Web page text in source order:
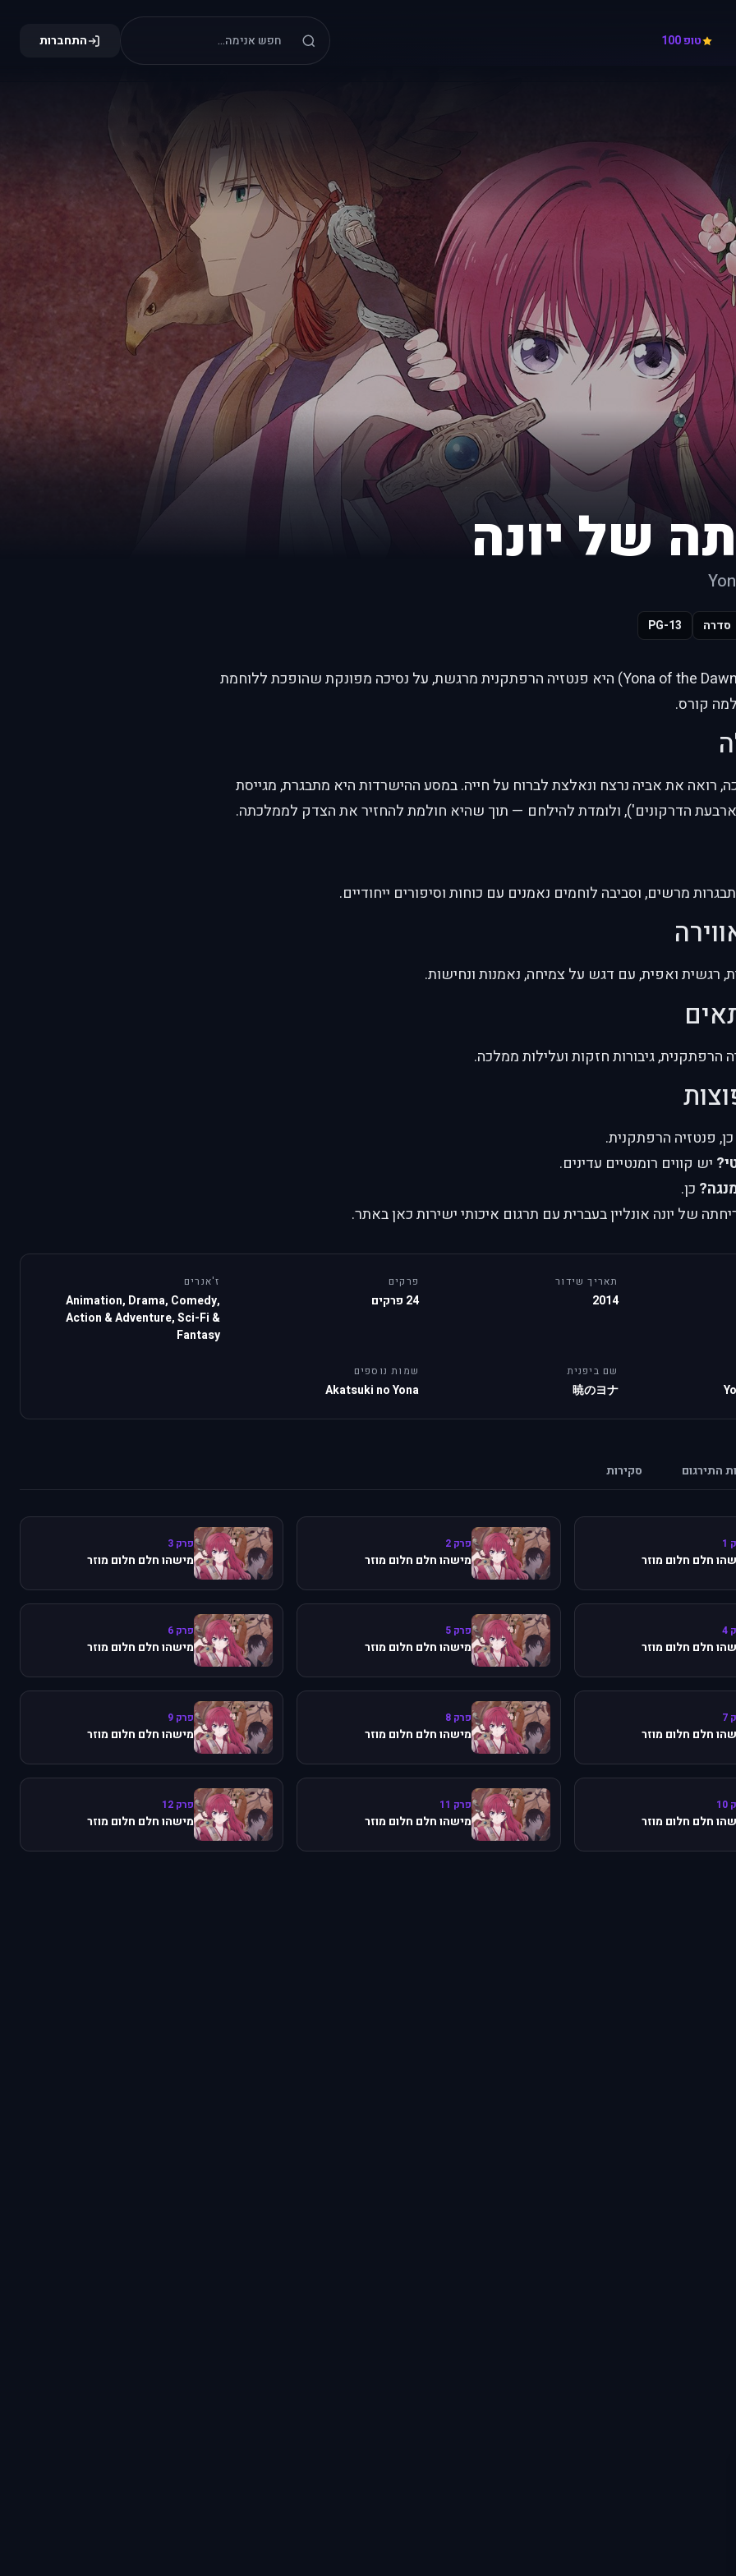
טופ 100 התחברות
של יונה
סדרה PG-13
זריחתה של יונה (Yona of the Dawn) היא פנטזיה הרפתקנית מרגשת, על נסיכה מפונקת שהופכת ללוחמת
קורס.
רואה את אביה נרצח ונאלצת לברוח על חייה. במסע ההישרדות היא מתבגרת, מגייסת
הדרקונים'), ולומדת להילחם — תוך שהיא חולמת להחזיר את הצדק לממלכתה.
מרשים, וסביבה לוחמים נאמנים עם כוחות וסיפורים ייחודיים.
רגשית ואפית, עם דגש על צמיחה, נאמנות ונחישות.
הרפתקנית, גיבורות חזקות ועלילות ממלכה.
כן, פנטזיה הרפתקנית.
יש קווים רומנטיים עדינים.
כן.
של יונה אונליין בעברית עם תרגום איכותי ישירות כאן באתר.
תאריך שידור
2014
פרקים
24 פרקים
ז'אנרים
Animation, Drama, Comedy,
Action & Adventure, Sci-Fi &
Fantasy
שם ביפנית
暁のヨナ
שמות נוספים
Akatsuki no Yona
התירגום סקירות
חלם חלום מוזר
פרק 2
מישהו חלם חלום מוזר
פרק 3
מישהו חלם חלום מוזר
חלם חלום מוזר
פרק 5
מישהו חלם חלום מוזר
פרק 6
מישהו חלם חלום מוזר
חלם חלום מוזר
פרק 8
מישהו חלם חלום מוזר
פרק 9
מישהו חלם חלום מוזר
חלם חלום מוזר
פרק 11
מישהו חלם חלום מוזר
פרק 12
מישהו חלם חלום מוזר